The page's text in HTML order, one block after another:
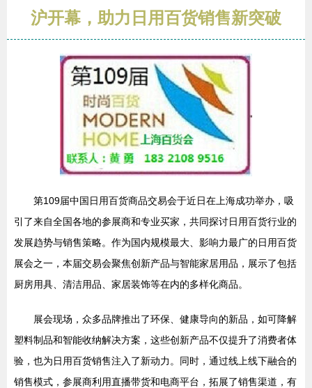
沪开幕，助力日用百货销售新突破
第109届中国日用百货商品交易会于近日在上海成功举办，吸
引了来自全国各地的参展商和专业买家，共同探讨日用百货行业的
发展趋势与销售策略。作为国内规模最大、影响力最广的日用百货
展会之一，本届交易会聚焦创新产品与智能家居用品，展示了包括
厨房用具、清洁用品、家居装饰等在内的多样化商品。
展会现场，众多品牌推出了环保、健康导向的新品，如可降解
塑料制品和智能收纳解决方案，这些创新产品不仅提升了消费者体
验，也为日用百货销售注入了新动力。同时，通过线上线下融合的
销售模式，参展商利用直播带货和电商平台，拓展了销售渠道，有